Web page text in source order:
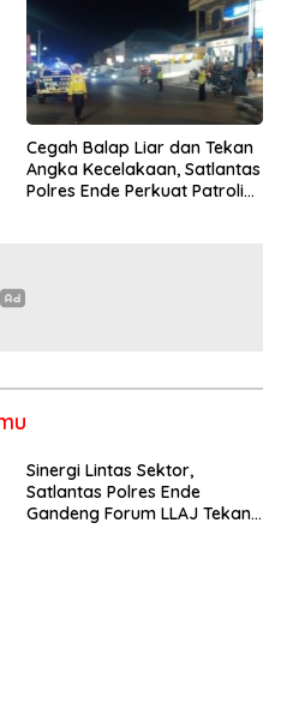
Cegah Balap Liar dan Tekan
Angka Kecelakaan, Satlantas
Polres Ende Perkuat Patroli
Sinergi Lintas Sektor,
Satlantas Polres Ende
Gandeng Forum LLAJ Tekan